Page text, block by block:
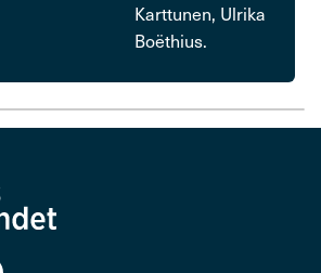
Karttunen, Ulrika
Boëthius.